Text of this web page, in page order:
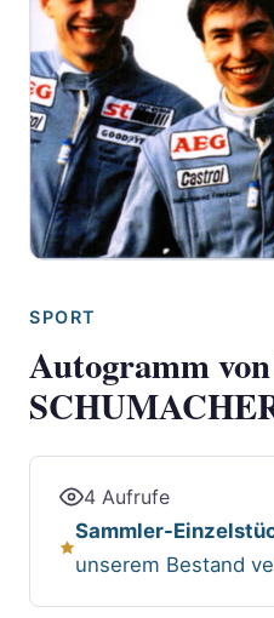
SPORT
Autogramm
4 Aufrufe
Sammler-
unserem Bestand